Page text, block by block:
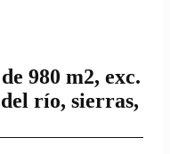
980 m2, exc.
río, sierras,